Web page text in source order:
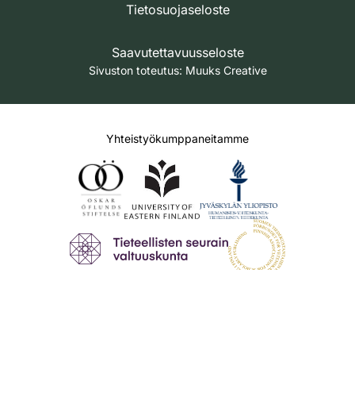
Tietosuojaseloste
Saavutettavuusseloste
Sivuston toteutus: Muuks Creative
Yhteistyökumppaneitamme